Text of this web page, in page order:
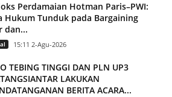
Perdamaian Hotman Paris–PWI:
Hukum Tunduk pada Bargaining
dan...
15:11 2-Agu-2026
TEBING TINGGI DAN PLN UP3
LAKUKAN
BERITA ACARA...